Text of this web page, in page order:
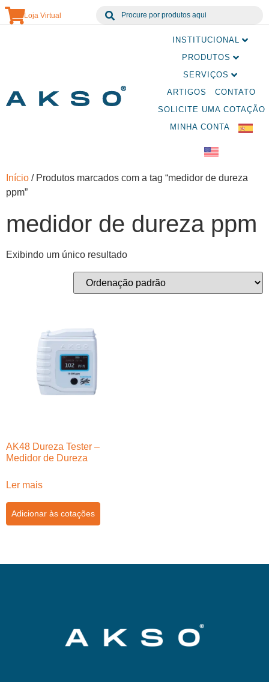
Loja Virtual
INSTITUCIONAL
PRODUTOS
SERVIÇOS
ARTIGOS
CONTATO
SOLICITE UMA COTAÇÃO
MINHA CONTA
Início / Produtos marcados com a tag “medidor de dureza
ppm”
medidor de dureza ppm
Exibindo um único resultado
AK48 Dureza Tester –
Medidor de Dureza
Ler mais
Adicionar às cotações